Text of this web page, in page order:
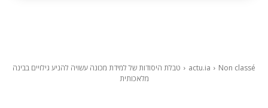
actu.ia Non classé
טבלת היסודות של למידת מכונה עשויה להניע גילויים בבינה
מלאכותית